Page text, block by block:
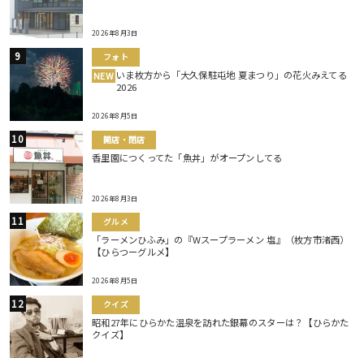
2026年8月3日
フォト
NEW いま枚方から「大久保駐屯地 夏まつり」の花火みえてる
2026
2026年8月5日
開店・閉店
香里園につくってた「魚丼」がオープンしてる
2026年8月3日
グルメ
「ラーメンひふみ」の『Wスープラーメン 塩』（枚方市渚西）
【ひらつーグルメ】
2026年8月5日
クイズ
昭和27年にひらかた温泉を訪れた銀幕のスターは？【ひらかた
クイズ】